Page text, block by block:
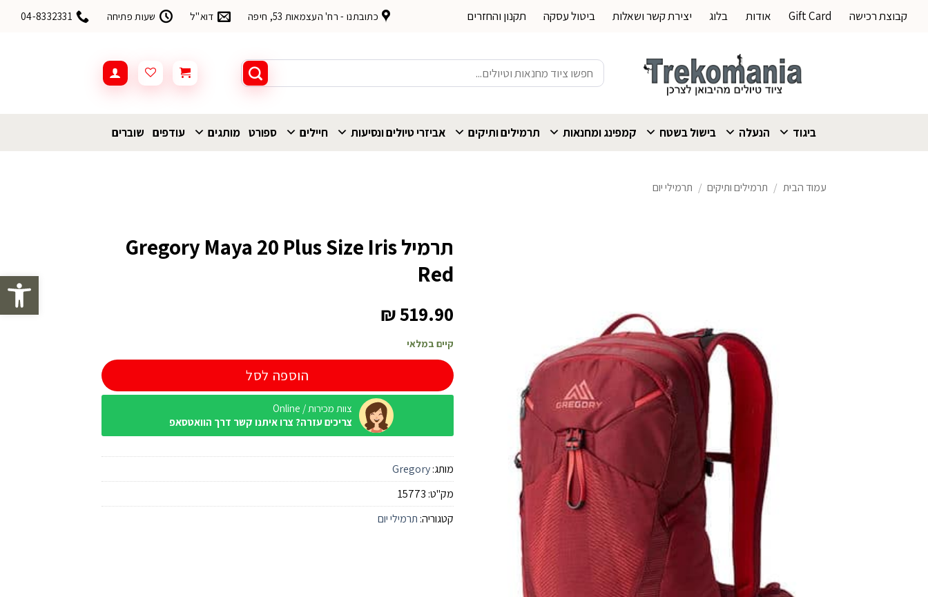
פתח
קבוצת רכישה Gift Card אודות בלוג יצירת קשר ושאלות ביטול עסקה תקנון והחזרים כתובתנו - רח' העצמאות 53, חיפה דוא"ל שעות פתיחה 04-8332331
חיפוש
עבור:
ביגוד הנעלה בישול בשטח קמפינג ומחנאות תרמילים ותיקים אביזרי טיולים ונסיעות חיילים ספורט מותגים עודפים שוברים
עמוד הבית / תרמילים ותיקים / תרמילי יום
תרמיל Gregory Maya 20 Plus Size Iris
Red
₪519.90
קיים במלאי
הוספה לסל
צוות מכירות / Online
צריכים עזרה? צרו איתנו קשר דרך הוואטסאפ
מותג:Gregory
מק"ט: 15773
קטגוריה: תרמילי יום